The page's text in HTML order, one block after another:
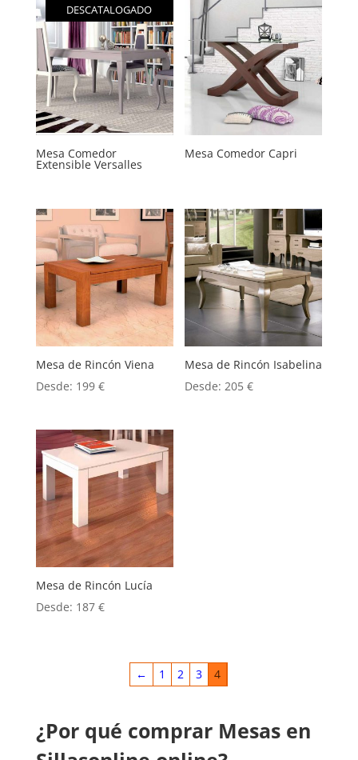
DESCATALOGADO
Mesa Comedor
Extensible Versalles
Mesa Comedor Capri
Mesa de Rincón Viena
Desde: 199 €
Mesa de Rincón Isabelina
Desde:205€
Mesa de Rincón Lucía
Desde: 187 €
← 1 2 3 4
¿Por qué comprar Mesas en